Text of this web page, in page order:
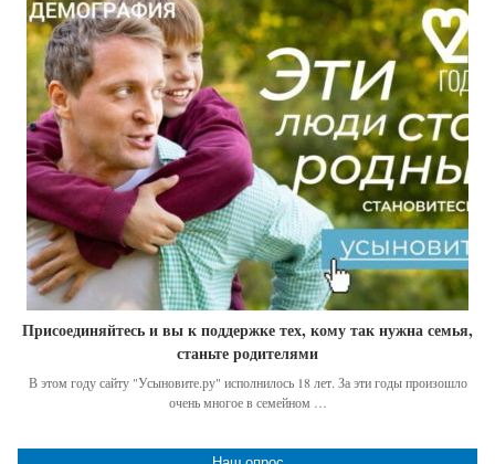
Присоединяйтесь и вы к поддержке тех, кому так нужна семья,
станьте родителями
В этом году сайту "Усыновите.ру" исполнилось 18 лет. За эти годы произошло
очень многое в семейном …